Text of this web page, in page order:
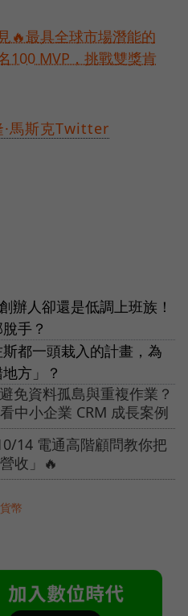
🔥最具全球市場潛能的
100 MVP，挑戰雙獎肯
·馬斯克Twitter
辦人卻還是低調上班族！
手？
都一頭栽入的計畫，為
方」？
免資料孤島與重複作業？
中小企業 CRM 成長案例
14 電通高階顧問教你把
收」🔥
幣